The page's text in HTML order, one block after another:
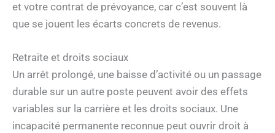
et votre contrat de prévoyance, car c’est souvent là
que se jouent les écarts concrets de revenus.
Retraite et droits sociaux
Un arrêt prolongé, une baisse d’activité ou un passage
durable sur un autre poste peuvent avoir des effets
variables sur la carrière et les droits sociaux. Une
incapacité permanente reconnue peut ouvrir droit à